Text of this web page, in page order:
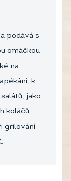
podává s
omáčkou
na
k
jako
koláčů.
grilování